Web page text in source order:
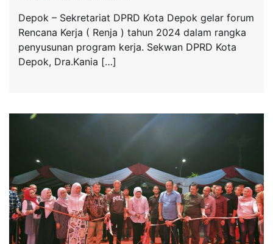
Depok – Sekretariat DPRD Kota Depok gelar forum
Rencana Kerja ( Renja ) tahun 2024 dalam rangka
penyusunan program kerja. Sekwan DPRD Kota
Depok, Dra.Kania […]